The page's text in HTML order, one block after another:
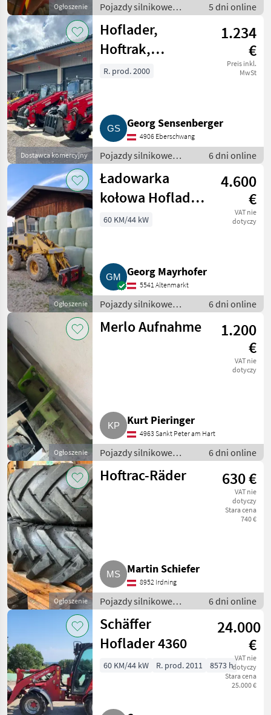
Ogłoszenie
Pojazdy silnikowe
rolnicze / Ładowarki
rolnicze
5 dni online
Dostawca komercyjny
Hoflader,
Hoftrak,
Weidemann
1.234
€
Preis inkl.
MwSt
R. prod. 2000
Georg Sensenberger
4906 Eberschwang
Pojazdy silnikowe
rolnicze / Ładowarki
rolnicze
6 dni online
Ogłoszenie
Ładowarka
kołowa Hoflader
Schopf L60
4.600
€
VAT nie
dotyczy
60 KM/44 kW
Georg Mayrhofer
5541 Altenmarkt
Pojazdy silnikowe
rolnicze / Ładowarki
rolnicze
6 dni online
Ogłoszenie
Merlo Aufnahme
1.200
€
VAT nie
dotyczy
Kurt Pieringer
4963 Sankt Peter am Hart
Pojazdy silnikowe
rolnicze / Ładowarki
rolnicze
6 dni online
Ogłoszenie
Hoftrac-Räder 630 €
VAT nie
dotyczy
Stara cena
740 €
Martin Schiefer
8952 Irdning
Pojazdy silnikowe
rolnicze / Ładowarki
rolnicze
6 dni online
Schäffer
Hoflader 4360
24.000
€
VAT nie
dotyczy
Stara cena
25.000 €
60 KM/44 kW R. prod. 2011 8573 h